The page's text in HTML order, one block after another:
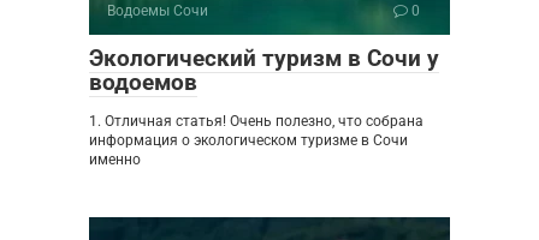
Водоемы Сочи 0
Экологический туризм в Сочи у
водоемов
1. Отличная статья! Очень полезно, что собрана
информация о экологическом туризме в Сочи
именно